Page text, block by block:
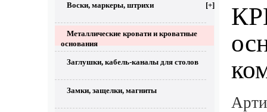
Воски, маркеры, штрихи [+]
Металлические кровати и кроватные
основания
Заглушки, кабель-каналы для столов
Замки, защелки, магниты